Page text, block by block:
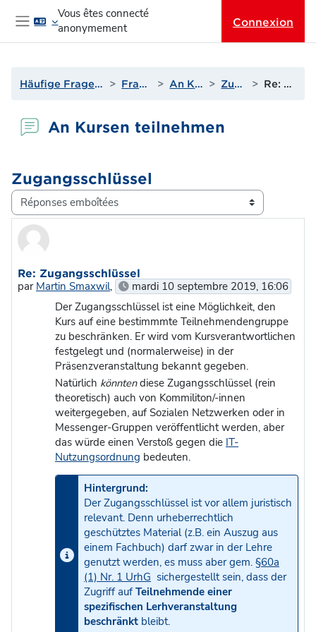
Passer au contenu principal
Panneau latéral
Vous êtes connecté
anonymement
Connexion
Häufige Fragen & Support zur Lernplattform Fragen? Antworten! An Kursen teilnehmen Zugangsschlüssel Re: Zugangsschlüssel
An Kursen teilnehmen
Zugangsschlüssel
Type d’affichage
Re: Zugangsschlüssel
par Martin Smaxwil, mardi 10 septembre 2019, 16:06
Der Zugangsschlüssel ist eine Möglichkeit, den
Kurs auf eine bestimmmte Teilnehmendengruppe
zu beschränken. Er wird vom Kursverantwortlichen
festgelegt und (normalerweise) in der
Präsenzveranstaltung bekannt gegeben.
Natürlich könntendiese Zugangsschlüssel (rein
theoretisch) auch von Kommiliton/-innen
weitergegeben, auf Sozialen Netzwerken oder in
Messenger-Gruppen veröffentlicht werden, aber
das würde einen Verstoß gegen die IT-
Nutzungsordnung bedeuten.
Hintergrund:
Der Zugangsschlüssel ist vor allem juristisch
relevant. Denn urheberrechtlich
geschütztes Material (z.B. ein Auszug aus
einem Fachbuch) darf zwar in der Lehre
genutzt werden, es muss aber gem. §60a
(1) Nr. 1 UrhG sichergestellt sein, dass der
Zugriff aufTeilnehmende einer
spezifischen Lerhveranstaltung
beschränkt bleibt.